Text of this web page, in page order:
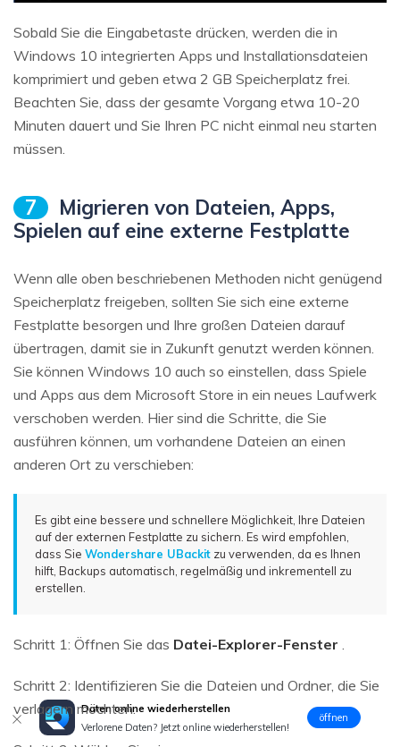
Sobald Sie die Eingabetaste drücken, werden die in
Windows 10 integrierten Apps und Installationsdateien
komprimiert und geben etwa 2 GB Speicherplatz frei.
Beachten Sie, dass der gesamte Vorgang etwa 10-20
Minuten dauert und Sie Ihren PC nicht einmal neu starten
müssen.
7
Migrieren von Dateien, Apps,
Spielen auf eine externe Festplatte
Wenn alle oben beschriebenen Methoden nicht genügend
Speicherplatz freigeben, sollten Sie sich eine externe
Festplatte besorgen und Ihre großen Dateien darauf
übertragen, damit sie in Zukunft genutzt werden können.
Sie können Windows 10 auch so einstellen, dass Spiele
und Apps aus dem Microsoft Store in ein neues Laufwerk
verschoben werden. Hier sind die Schritte, die Sie
ausführen können, um vorhandene Dateien an einen
anderen Ort zu verschieben:
Es gibt eine bessere und schnellere Möglichkeit, Ihre Dateien
auf der externen Festplatte zu sichern. Es wird empfohlen,
dass Sie Wondershare UBackit zu verwenden, da es Ihnen
hilft, Backups automatisch, regelmäßig und inkrementell zu
erstellen.
Schritt 1: Öffnen Sie das Datei-Explorer-Fenster
Schritt 2: Identifizieren Sie die Dateien und Ordner, die Sie
verlagern möchten.Daten online wiederherstellen
Verlorene Daten? Jetzt online wiederherstellen!
öffnen